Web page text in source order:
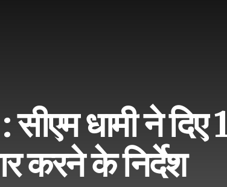
धामी ने दिए
करने के निर्देश